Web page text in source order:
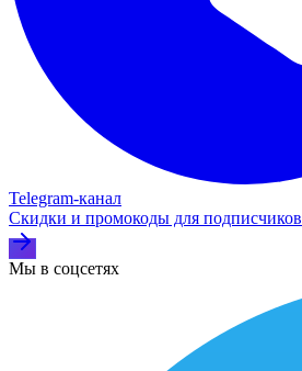
Telegram‑канал
Скидки и промокоды для подписчиков
Мы в соцсетях